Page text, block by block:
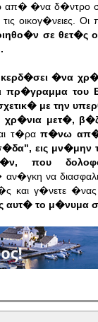
�να δ�ντρο
τις οικογ�νειες.
σε θετ�ς
�να
πρ�γραμμα του
με την
μετ�,
τ�ραπ�νω απ�
εις μν�μην
που
αν�γκη να
και γ�νετε
αυτ� το μ�νυμα